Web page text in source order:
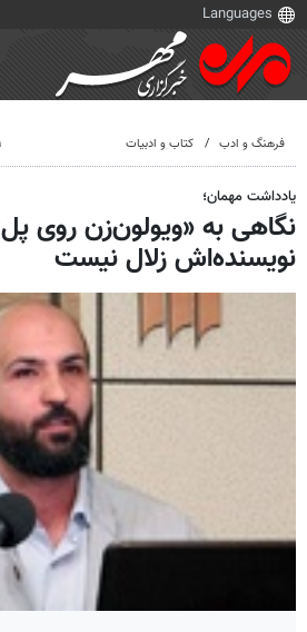
فرهنگ و ادب کتاب و ادبیات
یادداشت مهمان؛
نگاهی به «ویولون‌زن روی
نویسنده‌اش زلال نیست